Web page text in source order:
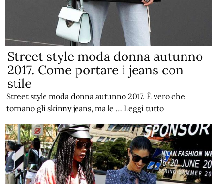
Street style moda donna autunno
2017. Come portare i jeans con
stile
Street style moda donna autunno 2017. È vero che
tornano gli skinny jeans, ma le … Leggi tutto